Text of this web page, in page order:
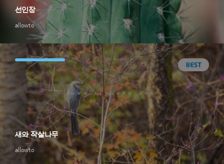
allowto
선인장
allowto
새와 작살나무